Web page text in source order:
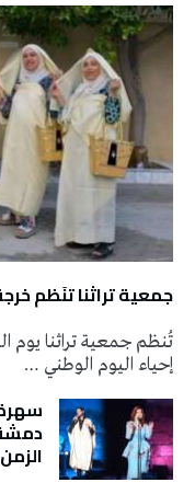
جمعية تراثنا تنَظم خرجة
إحياء اليوم الوطني …